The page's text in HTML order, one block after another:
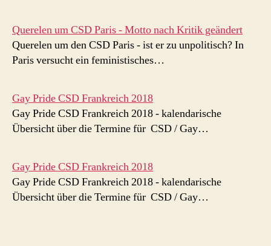
Querelen um CSD Paris - Motto nach Kritik geändert
Querelen um den CSD Paris - ist er zu unpolitisch? In
Paris versucht ein feministisches…
Gay Pride CSD Frankreich 2018
Gay Pride CSD Frankreich 2018 - kalendarische
Übersicht über die Termine für CSD / Gay…
Gay Pride CSD Frankreich 2018
Gay Pride CSD Frankreich 2018 - kalendarische
Übersicht über die Termine für CSD / Gay…